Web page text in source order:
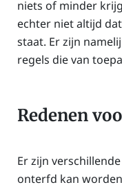
niets of minder
echter niet altijd
staat. Er zijn
regels die van
Redenen
Er zijn
onterfd kan